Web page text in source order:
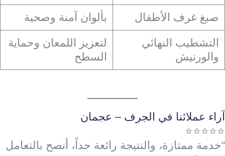
صبغ غرف الأطفال بألوان آمنة وصحية
التشطيب النهائي
والورنيش
لتعزيز اللمعان وحماية
السطح
آراء عملائنا في الجرف – عجمان
⭐⭐⭐⭐⭐
“خدمة ممتازة، والنتيجة رائعة جداً، أنصح بالتعامل